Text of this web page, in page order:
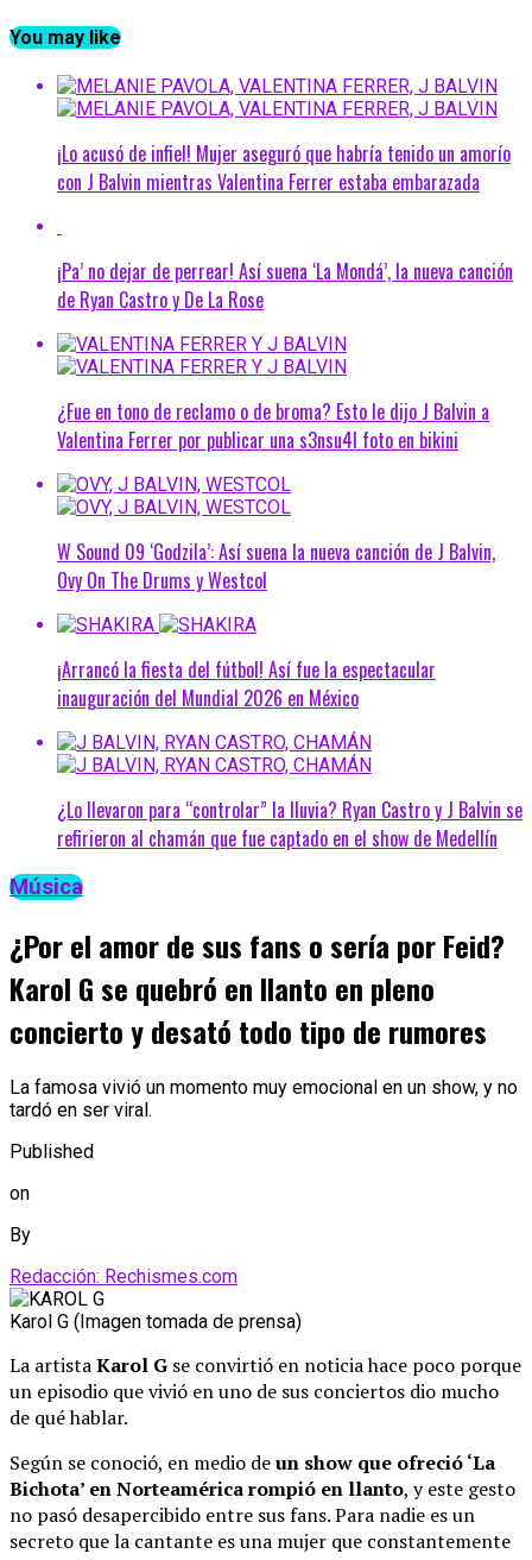
You may like
¡Lo acusó de infiel! Mujer aseguró que habría tenido un amorío
con J Balvin mientras Valentina Ferrer estaba embarazada
¡Pa’ no dejar de perrear! Así suena ‘La Mondá’, la nueva canción
de Ryan Castro y De La Rose
¿Fue en tono de reclamo o de broma? Esto le dijo J Balvin a
Valentina Ferrer por publicar una s3nsu4l foto en bikini
W Sound 09 ‘Godzila’: Así suena la nueva canción de J Balvin,
Ovy On The Drums y Westcol
¡Arrancó la fiesta del fútbol! Así fue la espectacular
inauguración del Mundial 2026 en México
¿Lo llevaron para “controlar” la lluvia? Ryan Castro y J Balvin se
refirieron al chamán que fue captado en el show de Medellín
Música
¿Por el amor de sus fans o sería por Feid?
Karol G se quebró en llanto en pleno
concierto y desató todo tipo de rumores
La famosa vivió un momento muy emocional en un show, y no
tardó en ser viral.
Published
on
By
Redacción: Rechismes.com
Karol G (Imagen tomada de prensa)
La artistaKarol G se convirtió en noticia hace poco porque
un episodio que vivió en uno de sus conciertos dio mucho
de qué hablar.
Según se conoció, en medio deun show que ofreció ‘La
Bichota’ en Norteamérica rompió en llanto, y este gesto
no pasó desapercibido entre sus fans. Para nadie es un
secreto que la cantante es una mujer que constantemente